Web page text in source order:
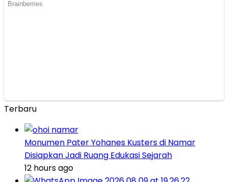
Terbaru
Monumen Pater Yohanes Kusters di Namar
Disiapkan Jadi Ruang Edukasi Sejarah
12 hours ago